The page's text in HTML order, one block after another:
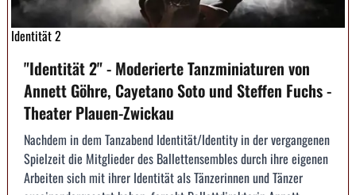
Identität 2
"Identität 2" - Moderierte Tanzminiaturen von
Annett Göhre, Cayetano Soto und Steffen Fuchs -
Theater Plauen-Zwickau
Nachdem in dem Tanzabend Identität/Identity in der vergangenen
Spielzeit die Mitglieder des Ballettensembles durch ihre eigenen
Arbeiten sich mit ihrer Identität als Tänzerinnen und Tänzer